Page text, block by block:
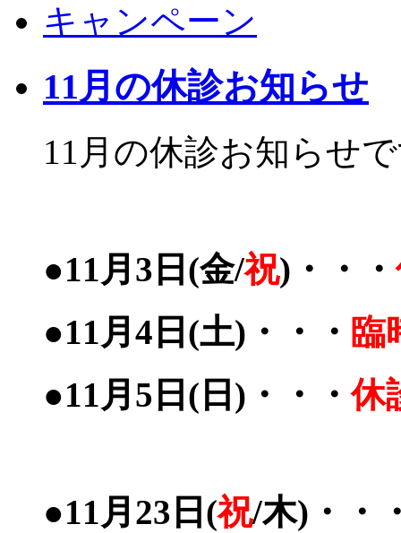
キャンペーン
11月の休診お知らせ
11月の休診お知らせ
●11月3日(金/祝)・・・
●11月4日(土)・・・ 臨
●11月5日(日)・・・休
●11月23日(祝/木)・・